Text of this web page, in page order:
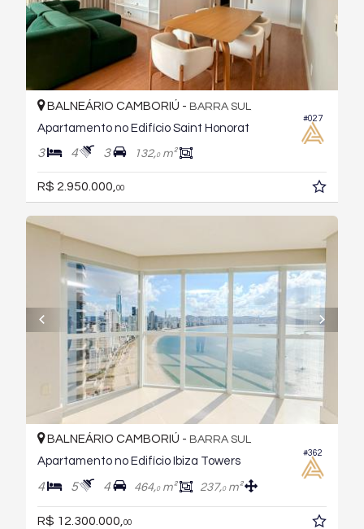
#027
BALNEÁRIO CAMBORIÚ - BARRA SUL
Apartamento no Edifício Saint Honorat
3 4 3 132,0m²
R$ 2.950.000, 00
#362
BALNEÁRIO CAMBORIÚ - BARRA SUL
Apartamento no Edifício Ibiza Towers
4 5 4 464,0m² 237,0m²
R$ 12.300.000,00